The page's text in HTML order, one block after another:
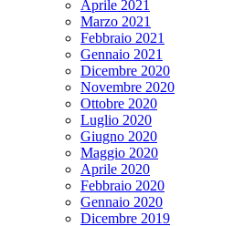
Aprile 2021
Marzo 2021
Febbraio 2021
Gennaio 2021
Dicembre 2020
Novembre 2020
Ottobre 2020
Luglio 2020
Giugno 2020
Maggio 2020
Aprile 2020
Febbraio 2020
Gennaio 2020
Dicembre 2019